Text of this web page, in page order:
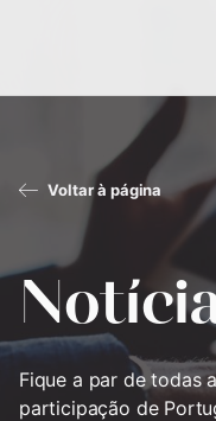
Voltar à página
Fique a par de todas
participação de